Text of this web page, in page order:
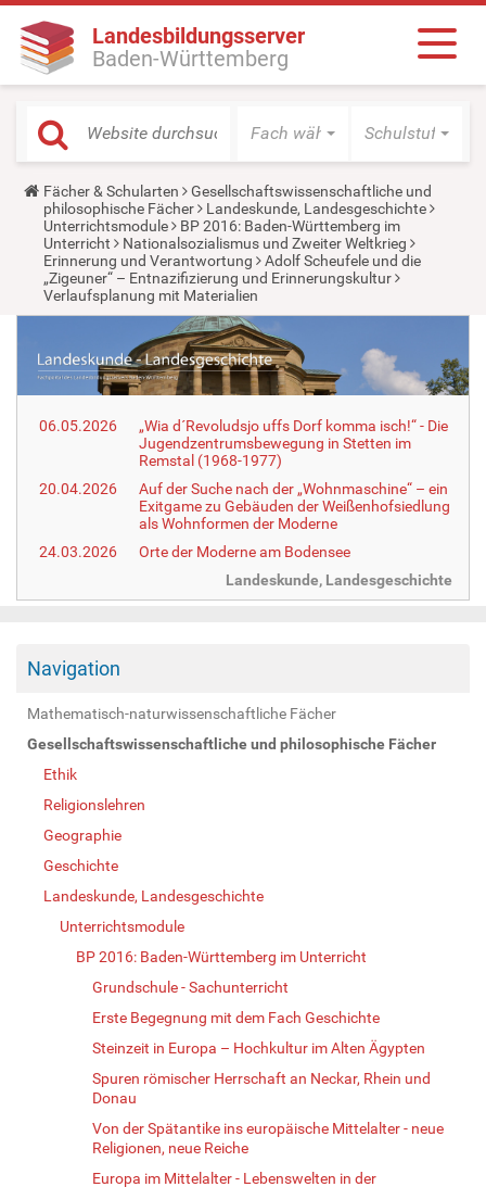
Landesbildungsserver
Baden-Württemberg
Fach wählen Schulstufe
Y
o
u
a
r
e
h
e
:
Fächer & Schularten
Gesellschaftswissenschaftliche und
philosophische Fächer
Landeskunde, Landesgeschichte
Unterrichtsmodule
BP 2016: Baden-Württemberg im
Unterricht
Nationalsozialismus und Zweiter Weltkrieg
Erinnerung und Verantwortung
Adolf Scheufele und die
„Zigeuner“ – Entnazifizierung und Erinnerungskultur
Verlaufsplanung mit Materialien
06.05.2026
„Wia d´Revoludsjo uffs Dorf komma isch!“ - Die
Jugendzentrumsbewegung in Stetten im
Remstal (1968-1977)
20.04.2026
Auf der Suche nach der „Wohnmaschine“ – ein
Exitgame zu Gebäuden der Weißenhofsiedlung
als Wohnformen der Moderne
24.03.2026
Orte der Moderne am Bodensee
Landeskunde, Landesgeschichte
Navigation
Mathematisch-naturwissenschaftliche Fächer
Gesellschaftswissenschaftliche und philosophische Fächer
Ethik
Religionslehren
Geographie
Geschichte
Landeskunde, Landesgeschichte
Unterrichtsmodule
BP 2016: Baden-Württemberg im Unterricht
Grundschule - Sachunterricht
Erste Begegnung mit dem Fach Geschichte
Steinzeit in Europa – Hochkultur im Alten Ägypten
Spuren römischer Herrschaft an Neckar, Rhein und
Donau
Von der Spätantike ins europäische Mittelalter - neue
Religionen, neue Reiche
Europa im Mittelalter - Lebenswelten in der